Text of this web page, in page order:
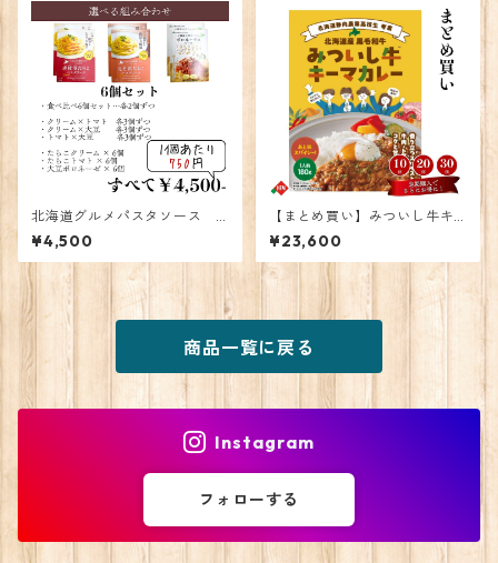
北海道グルメパスタソース 6
食
¥4,500
【まとめ買い】みついし牛キ
ーマカレー30個
¥23,600
商品一覧に戻る
Instagram
フォローする